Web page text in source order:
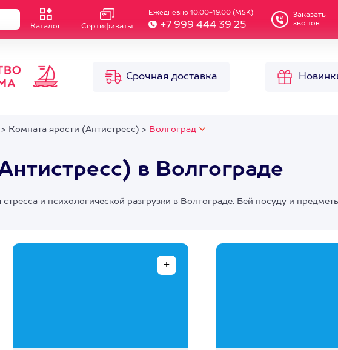
Каталог Сертификаты
Ежедневно 10.00-19.00 (MSK)
+7 999 444 39 25
Заказать
звонок
Срочная доставка
> Комната ярости (Антистресс) > Волгоград
в Волгограде
и психологической разгрузки в Волгограде. Бей посуду и